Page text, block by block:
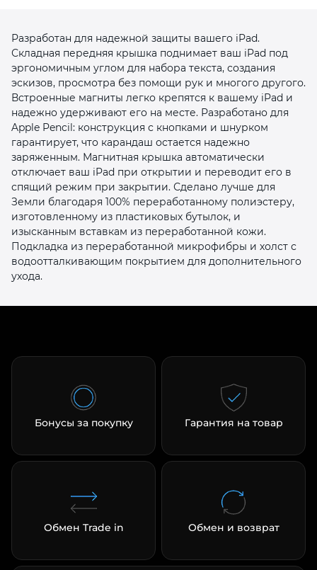
Разработан для надежной защиты вашего iPad.
Складная передняя крышка поднимает ваш iPad под
эргономичным углом для набора текста, создания
эскизов, просмотра без помощи рук и многого другого.
Встроенные магниты легко крепятся к вашему iPad и
надежно удерживают его на месте. Разработано для
Apple Pencil: конструкция с кнопками и шнурком
гарантирует, что карандаш остается надежно
заряженным. Магнитная крышка автоматически
отключает ваш iPad при открытии и переводит его в
спящий режим при закрытии. Сделано лучше для
Земли благодаря 100% переработанному полиэстеру,
изготовленному из пластиковых бутылок, и
изысканным вставкам из переработанной кожи.
Подкладка из переработанной микрофибры и холст с
водоотталкивающим покрытием для дополнительного
ухода.
Бонусы за покупку Гарантия на товар
Обмен Trade in Обмен и возврат
раз в 2 недели